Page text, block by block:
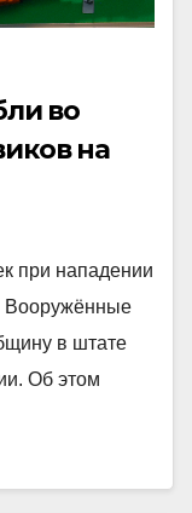
во
на
при нападении
Вооружённые
в штате
Об этом